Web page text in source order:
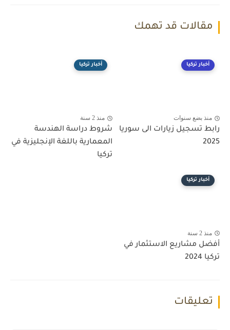
مقالات قد تهمك
أخبار تركيا
منذ بضع سنوات
رابط تسجيل زيارات الى سوريا
2025
أخبار تركيا
منذ 2 سنة
شروط دراسة الهندسة
المعمارية باللغة الإنجليزية في
تركيا
أخبار تركيا
منذ 2 سنة
أفضل مشاريع الاستثمار في
تركيا 2024
تعليقات